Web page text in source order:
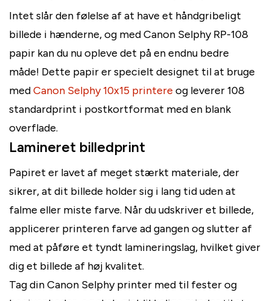
Intet slår den følelse af at have et håndgribeligt
billede i hænderne, og med Canon Selphy RP-108
papir kan du nu opleve det på en endnu bedre
måde! Dette papir er specielt designet til at bruge
medCanon Selphy 10x15 printere og leverer 108
standardprint i postkortformat med en blank
overflade.
Lamineret billedprint
Papiret er lavet af meget stærkt materiale, der
sikrer, at dit billede holder sig i lang tid uden at
falme eller miste farve. Når du udskriver et billede,
applicerer printeren farve ad gangen og slutter af
med at påføre et tyndt lamineringslag, hvilket giver
dig et billede af høj kvalitet.
Tag din Canon Selphy printer med til fester og